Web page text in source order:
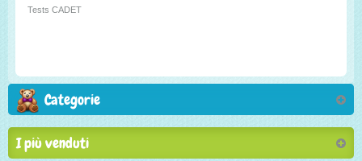
Tests CADET
Categorie
I più venduti